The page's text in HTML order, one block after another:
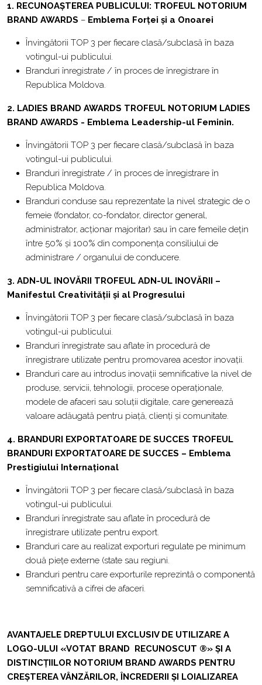
1. RECUNOAȘTEREA PUBLICULUI: TROFEUL NOTORIUM
BRAND AWARDS – Emblema Forței și a Onoarei
Învingătorii TOP 3 per fiecare clasă/subclasă în baza
votingul-ui publicului.
Branduri înregistrate / în proces de înregistrare în
Republica Moldova.
2. LADIES BRAND AWARDS TROFEUL NOTORIUM LADIES
BRAND AWARDS - Emblema Leadership-ul Feminin.
Învingătorii TOP 3 per fiecare clasă/subclasă în baza
votingul-ui publicului.
Branduri înregistrate / în proces de înregistrare în
Republica Moldova.
Branduri conduse sau reprezentate la nivel strategic de o
femeie (fondator, co-fondator, director general,
administrator, acționar majoritar) sau în care femeile dețin
între 50% și 100% din componența consiliului de
administrare / organului de conducere.
3. ADN-UL INOVĂRII TROFEUL ADN-UL INOVĂRII –
Manifestul Creativității și al Progresului
Învingătorii TOP 3 per fiecare clasă/subclasă în baza
votingul-ui publicului.
Branduri înregistrate sau aflate în procedură de
înregistrare utilizate pentru promovarea acestor inovații.
Branduri care au introdus inovații semnificative la nivel de
produse, servicii, tehnologii, procese operaționale,
modele de afaceri sau soluții digitale, care generează
valoare adăugată pentru piață, clienți și comunitate.
4. BRANDURI EXPORTATOARE DE SUCCES TROFEUL
BRANDURI EXPORTATOARE DE SUCCES – Emblema
Prestigiului Internațional
Învingătorii TOP 3 per fiecare clasă/subclasă în baza
votingul-ui publicului.
Branduri înregistrate sau aflate în procedură de
înregistrare utilizate pentru export.
Branduri care au realizat exporturi regulate pe minimum
două piețe externe (state sau regiuni.
Branduri pentru care exporturile reprezintă o componentă
semnificativă a cifrei de afaceri.
AVANTAJELE DREPTULUI EXCLUSIV DE UTILIZARE A
LOGO-ULUI «VOTAT BRAND RECUNOSCUT ®» ȘI A
DISTINCȚIILOR NOTORIUM BRAND AWARDS PENTRU
CREȘTEREA VÂNZĂRILOR, ÎNCREDERII ȘI LOIALIZAREA